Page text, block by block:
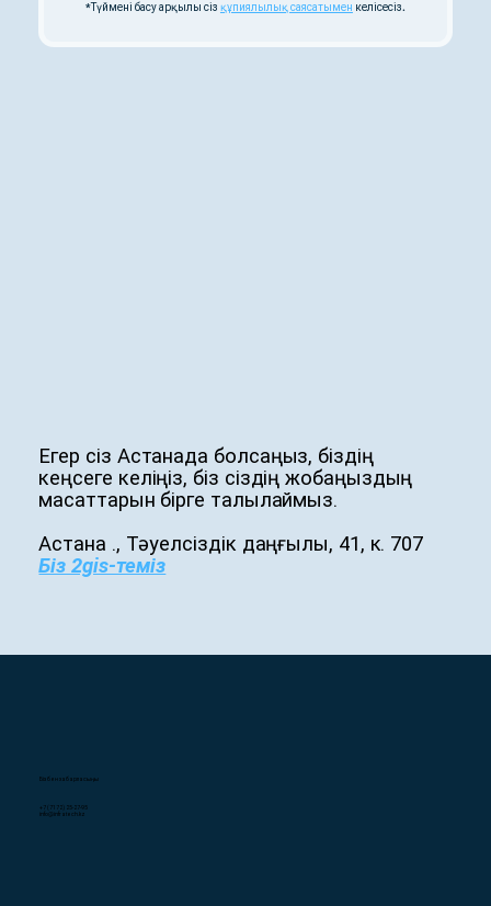
*Түймені басу арқылы сіз құпиялылық саясатымен келісесіз.
Егер сіз Астанада болсаңыз, біздің
кеңсеге келіңіз, біз сіздің жобаңыздың
мақсаттарын бірге талқылаймыз.
Астана қ., Тәуелсіздік даңғылы, 41, к. 707
Біз 2gis-теміз
Бізбен хабарласыңы
+7 (7172) 25-27-95
info@infratech.kz